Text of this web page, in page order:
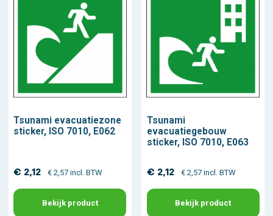
Tsunami evacuatiezone
sticker, ISO 7010, E062
€ 2,12 € 2,57 incl. BTW
Bekijk product
Tsunami
evacuatiegebouw
sticker, ISO 7010, E063
€ 2,12 € 2,57 incl. BTW
Bekijk product